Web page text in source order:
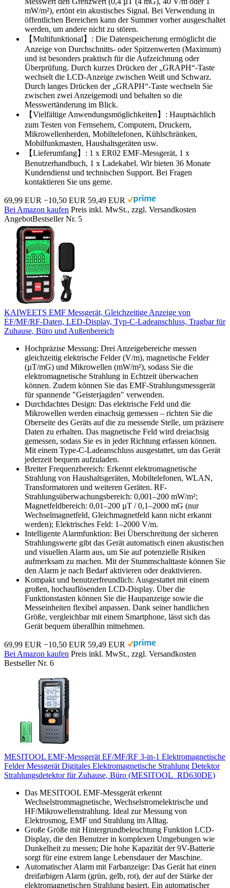
mW/m²), ertönt ein akustisches Signal. Bei Verwendung in
öffentlichen Bereichen kann der Summer vorher ausgeschaltet
werden, um andere nicht zu stören.
【Multifunktional】: Die Datenspeicherung ermöglicht die
Anzeige von Durchschnitts- oder Spitzenwerten (Maximum)
und ist besonders praktisch für die Aufzeichnung oder
Überprüfung. Durch kurzes Drücken der „GRAPH“-Taste
wechselt die LCD-Anzeige zwischen Weiß und Schwarz.
Durch langes Drücken der „GRAPH“-Taste wechseln Sie
zwischen zwei Anzeigemodi und behalten so die
Messwertänderung im Blick.
【Vielfältige Anwendungsmöglichkeiten】: Hauptsächlich
zum Testen von Fernsehern, Computern, Druckern,
Mikrowellenherden, Mobiltelefonen, Kühlschränken,
Mobilfunkmasten, Haushaltsgeräten usw.
【Lieferumfang】: 1 x ER02 EMF-Messgerät, 1 x
Benutzerhandbuch, 1 x Ladekabel. Wir bieten 36 Monate
Kundendienst und technischen Support. Bei Fragen
kontaktieren Sie uns gerne.
69,99 EUR −10,50 EUR 59,49 EUR
Bei Amazon kaufen Preis inkl. MwSt., zzgl. Versandkosten
AngebotBestseller Nr. 5
KAIWEETS EMF Messgerät, Gleichzeitige Anzeige von
EF/MF/RF-Daten, LED-Display, Typ-C-Ladeanschluss, Tragbar für
Zuhause, Büro und Außenbereich
Hochpräzise Messung: Drei Anzeigebereiche messen
gleichzeitig elektrische Felder (V/m), magnetische Felder
(µT/mG) und Mikrowellen (mW/m²), sodass Sie die
elektromagnetische Strahlung in Echtzeit überwachen
können. Zudem können Sie das EMF-Strahlungsmessgerät
für spannende "Geisterjagden" verwenden.
Durchdachtes Design: Das elektrische Feld und die
Mikrowellen werden einachsig gemessen – richten Sie die
Oberseite des Geräts auf die zu messende Stelle, um präzisere
Daten zu erhalten. Das magnetische Feld wird dreiachsig
gemessen, sodass Sie es in jeder Richtung erfassen können.
Mit einem Type-C-Ladeanschluss ausgestattet, um das Gerät
jederzeit bequem aufzuladen.
Breiter Frequenzbereich: Erkennt elektromagnetische
Strahlung von Haushaltsgeräten, Mobiltelefonen, WLAN,
Transformatoren und weiteren Geräten. RF-
Strahlungsüberwachungsbereich: 0,001–200 mW/m²;
Magnetfeldbereich: 0,01–200 µT / 0,1–2000 mG (nur
Wechselmagnetfeld, Gleichmagnetfeld kann nicht erkannt
werden); Elektrisches Feld: 1–2000 V/m.
Intelligente Alarmfunktion: Bei Überschreitung der sicheren
Strahlungswerte gibt das Gerät automatisch einen akustischen
und visuellen Alarm aus, um Sie auf potenzielle Risiken
aufmerksam zu machen. Mit der Stummschalttaste können Sie
den Alarm je nach Bedarf aktivieren oder deaktivieren.
Kompakt und benutzerfreundlich: Ausgestattet mit einem
großen, hochauflösenden LCD-Display. Über die
Funktionstasten können Sie die Haupanzeige sowie die
Messeinheiten flexibel anpassen. Dank seiner handlichen
Größe, vergleichbar mit einem Smartphone, lässt sich das
Gerät bequem überallhin mitnehmen.
69,99 EUR −10,50 EUR 59,49 EUR
Bei Amazon kaufen Preis inkl. MwSt., zzgl. Versandkosten
Bestseller Nr. 6
MESITOOL EMF-Messgerät EF/MF/RF 3-in-1 Elektromagnetische
Felder Messgerät Digitales Elektromagnetische Strahlung Detektor
Strahlungsdetektor für Zuhause, Büro (MESITOOL_RD630DE)
Das MESITOOL EMF-Messgerät erkennt
Wechselstrommagnetische, Wechselstromelektrische und
HF/Mikrowellenstrahlung. Ideal zur Messung von
Elektrosmog, EMF und Strahlung im Alltag.
Große Größe mit Hintergrundbeleuchtung Funktion LCD-
Display, die den Benutzer in komplexen Umgebungen wie
Dunkelheit zu messen; Die hohe Kapazität der 9V-Batterie
sorgt für eine extrem lange Lebensdauer der Maschine.
Automatischer Alarm mit Farbanzeige: Das Gerät hat einen
dreifarbigen Alarm (grün, gelb, rot), der auf der Stärke der
elektromagnetischen Strahlung basiert. Ein automatischer